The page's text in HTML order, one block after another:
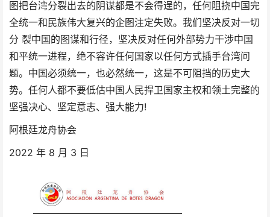
图把台湾分裂出去的阴谋都是不会得逞的，任何阻挠中国完
全统一和民族伟大复兴的企图注定失败。我们坚决反对一切
分 裂中国的图谋和行径，坚决反对任何外部势力干涉中国
和平统一进程，绝不容许任何国家以任何方式插手台湾问
题。中国必须统一，也必然统一，这是不可阻挡的历史大
势。任何人都不要低估中国人民捍卫国家主权和领土完整的
坚强决心、坚定意志、强大能力!
阿根廷龙舟协会
2022 年 8 月 3 日